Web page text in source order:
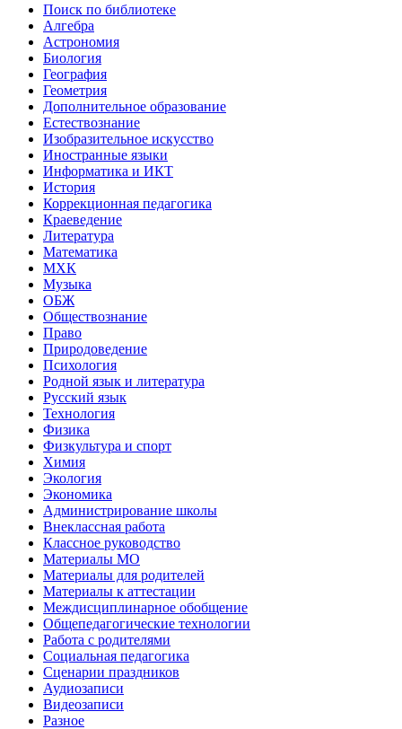
Поиск по библиотеке
Алгебра
Астрономия
Биология
География
Геометрия
Дополнительное образование
Естествознание
Изобразительное искусство
Иностранные языки
Информатика и ИКТ
История
Коррекционная педагогика
Краеведение
Литература
Математика
МХК
Музыка
ОБЖ
Обществознание
Право
Природоведение
Психология
Родной язык и литература
Русский язык
Технология
Физика
Физкультура и спорт
Химия
Экология
Экономика
Администрирование школы
Внеклассная работа
Классное руководство
Материалы МО
Материалы для родителей
Материалы к аттестации
Междисциплинарное обобщение
Общепедагогические технологии
Работа с родителями
Социальная педагогика
Сценарии праздников
Аудиозаписи
Видеозаписи
Разное